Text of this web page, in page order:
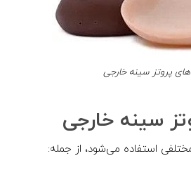
پروتز سینه خارجی
سینه خارجی
استفاده می‌شود، از جمله: